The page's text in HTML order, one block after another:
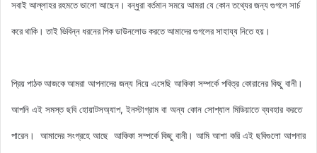
সবাই আল্লাহর রহমতে ভালো আছেন। বন্ধুরা বর্তমান সময়ে আমরা যে কোন তথ্যের জন্য গুগলে সার্চ
করে থাকি। তাই ভিবিন্ন ধরনের পিক ডাউনলোড করতে আমাদের গুগলের সাহায্য নিতে হয়।
প্রিয় পাঠক আজকেআমরা আপনাদের জন্য নিয়ে এসেছি আকিকা সম্পর্কে পবিত্র কোরানের কিছু বানী।
আপনি এই সমস্ত ছবি হোয়াটসঅ্যাপ, ইনস্টাগ্রাম বা অন্য কোন সোশ্যাল মিডিয়াতে ব্যবহার করতে
পারেন। আমাদের সংগ্রহে আছে আকিকা সম্পর্কে কিছু বানী। আমি আশা করি এই ছবিগুলো আপনার